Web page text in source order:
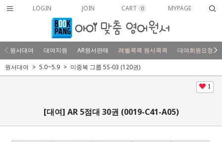
LOGIN JOIN CART 0 MYPAGE
원서대여 대여지원 AR원서판매 레벨콕콕 원서콕콕
대여회원요청
원서대여
5.0~5.9 미중복 그룹 5S-03 (120권)
1
[대여] AR 5점대 30권 (0019-C41-A05)